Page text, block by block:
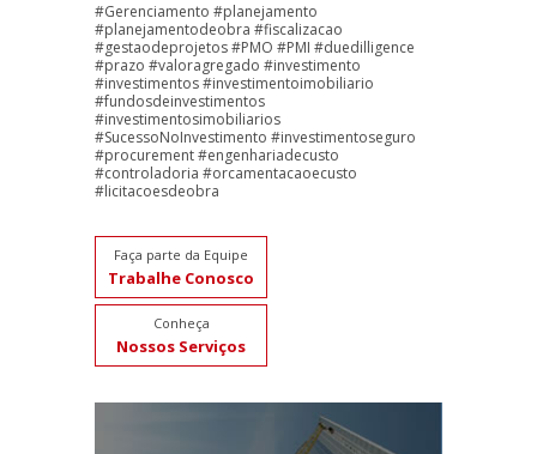
#Gerenciamento #planejamento
#planejamentodeobra #fiscalizacao
#gestaodeprojetos #PMO #PMI #duedilligence
#prazo #valoragregado #investimento
#investimentos #investimentoimobiliario
#fundosdeinvestimentos
#investimentosimobiliarios
#SucessoNoInvestimento #investimentoseguro
#procurement #engenhariadecusto
#controladoria #orcamentacaoecusto
#licitacoesdeobra
Faça parte da Equipe
Trabalhe Conosco
Conheça
Nossos Serviços